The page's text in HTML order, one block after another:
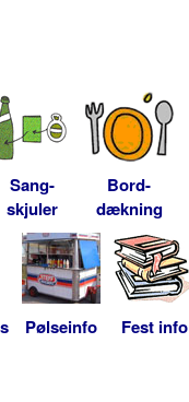
Sang-
skjuler
Bord-
dækning
Pølseinfo Fest info